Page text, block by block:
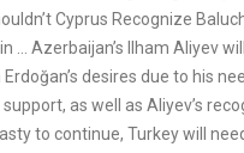
Cyprus Recognize
… Azerbaijan’s Ilham Aliyev
desires due to his
as well as Aliyev’s
to continue, Turkey will